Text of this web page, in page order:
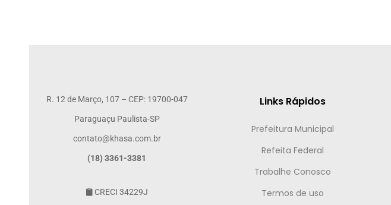
R. 12 de Março, 107 – CEP: 19700-047
Paraguaçu Paulista-SP
contato@khasa.com.br
(18) 3361-3381
CRECI 34229J
Links Rápidos
Prefeitura Municipal
Refeita Federal
Trabalhe Conosco
Termos de uso